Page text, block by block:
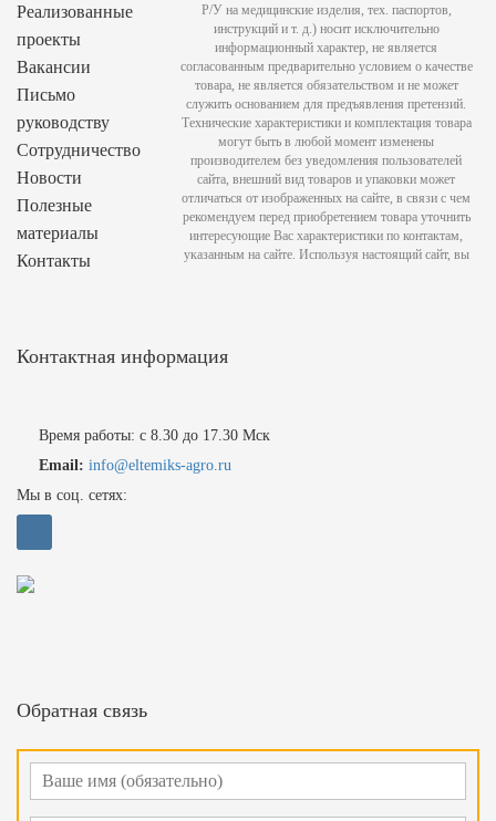
Реализованные
проекты
Вакансии
Письмо
руководству
Сотрудничество
Новости
Полезные
материалы
Контакты
Контактная информация
Время работы: с 8.30 до 17.30 Мск
Email: info@eltemiks-agro.ru
Мы в соц. сетях:
Обратная связь
Р/У на медицинские изделия, тех. паспортов,
инструкций и т. д.) носит исключительно
информационный характер, не является
согласованным предварительно условием о качестве
товара, не является обязательством и не может
служить основанием для предъявления претензий.
Технические характеристики и комплектация товара
могут быть в любой момент изменены
производителем без уведомления пользователей
сайта, внешний вид товаров и упаковки может
отличаться от изображенных на сайте, в связи с чем
рекомендуем перед приобретением товара уточнить
интересующие Вас характеристики по контактам,
указанным на сайте. Используя настоящий сайт, вы